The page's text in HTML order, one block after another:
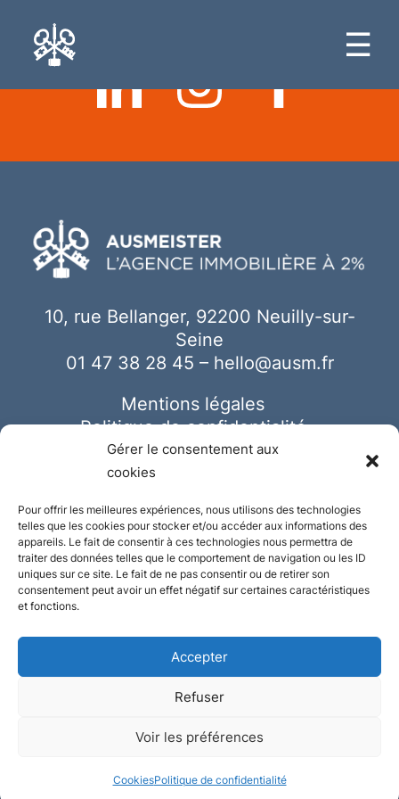
Gérer le consentement aux
cookies
Pour offrir les meilleures expériences, nous utilisons des technologies
telles que les cookies pour stocker et/ou accéder aux informations des
appareils. Le fait de consentir à ces technologies nous permettra de
traiter des données telles que le comportement de navigation ou les ID
uniques sur ce site. Le fait de ne pas consentir ou de retirer son
consentement peut avoir un effet négatif sur certaines caractéristiques
et fonctions.
Accepter
Refuser
Voir les préférences
CookiesPolitique de confidentialité
☰
10, rue Bellanger, 92200 Neuilly-sur-
Seine
01 47 38 28 45 – hello@ausm.fr
Mentions légales
Politique de confidentialité
Cookies
Conception et réalisation :Plate